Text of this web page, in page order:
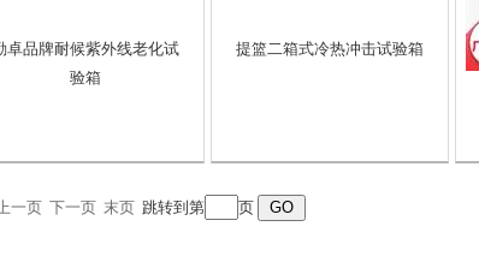
卓品牌耐候紫外线老化试
验箱
提篮二箱式冷热冲击试验箱
一页 下一页 末页 跳转到第 页